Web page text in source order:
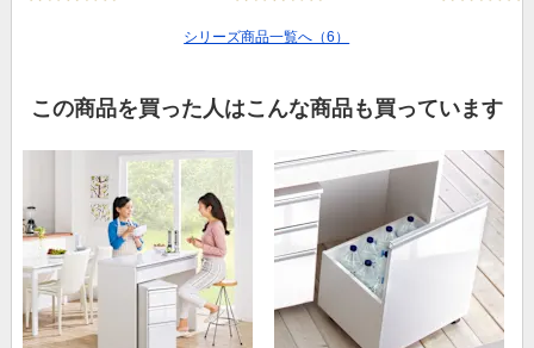
シリーズ商品一覧へ（6）
この商品を買った人はこんな商品も買っています